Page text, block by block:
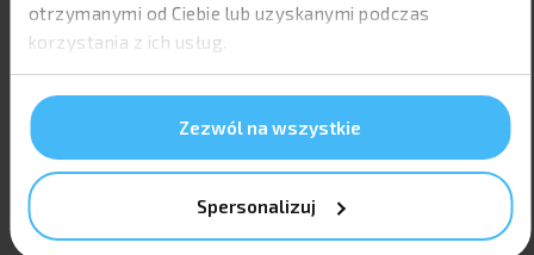
otrzymanymi od Ciebie lub uzyskanymi podczas
korzystania z ich usług.
Zezwól na wszystkie
Spersonalizuj
Zamówienia przyjmujemy poprzez Formularz
kontaktowy.
ekspres lub 3 dni robocze w standardowym trybie.
Czas jest liczony od momentu otrzymania: pełnego
zamówienia, potwierdzenia nadania przelewu oraz
poprawnych plików graficznych (np. logo).